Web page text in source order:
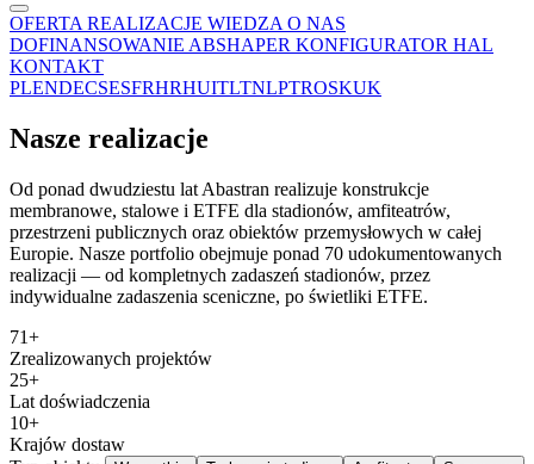
OFERTA REALIZACJE WIEDZA O NAS
DOFINANSOWANIE ABSHAPER KONFIGURATOR HAL
KONTAKT
PLENDECSESFRHRHUITLTNLPTROSKUK
Nasze realizacje
Od ponad dwudziestu lat Abastran realizuje konstrukcje
membranowe, stalowe i ETFE dla stadionów, amfiteatrów,
przestrzeni publicznych oraz obiektów przemysłowych w całej
Europie. Nasze portfolio obejmuje ponad 70 udokumentowanych
realizacji — od kompletnych zadaszeń stadionów, przez
indywidualne zadaszenia sceniczne, po świetliki ETFE.
71+
Zrealizowanych projektów
25+
Lat doświadczenia
10+
Krajów dostaw